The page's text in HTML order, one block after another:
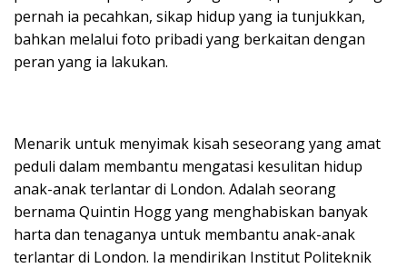
pernah ia pecahkan, sikap hidup yang ia tunjukkan,
bahkan melalui foto pribadi yang berkaitan dengan
peran yang ia lakukan.
Menarik untuk menyimak kisah seseorang yang amat
peduli dalam membantu mengatasi kesulitan hidup
anak-anak terlantar di London. Adalah seorang
bernama Quintin Hogg yang menghabiskan banyak
harta dan tenaganya untuk membantu anak-anak
terlantar di London. Ia mendirikan Institut Politeknik